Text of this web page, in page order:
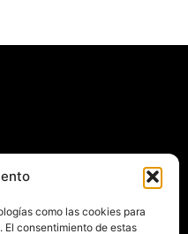
como las cookies para
consentimiento de estas